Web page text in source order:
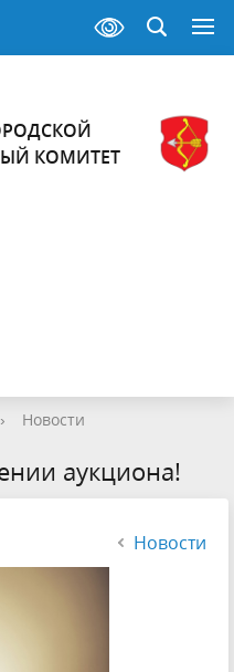
КОМИТЕТ
› Новости
аукциона!
Новости